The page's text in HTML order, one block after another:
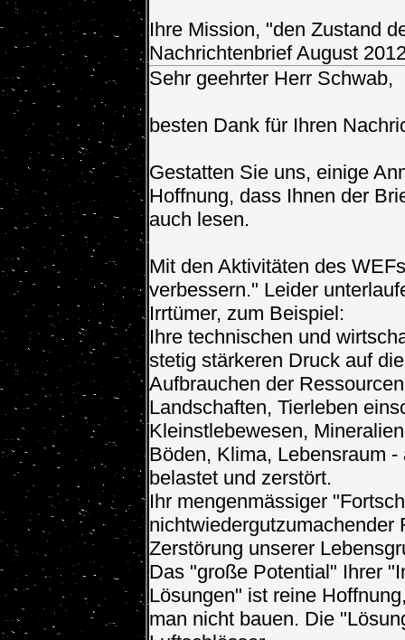
Ihre Mission, "den Zustand
Nachrichtenbrief August
Sehr geehrter Herr Schwab,
besten Dank für Ihren
Gestatten Sie uns, einige
Hoffnung, dass Ihnen der
auch lesen.
Mit den Aktivitäten des
verbessern." Leider
Irrtümer, zum Beispiel:
Ihre technischen und
stetig stärkeren Druck auf
Aufbrauchen der
Landschaften, Tierleben
Kleinstlebewesen,
Böden, Klima, Lebensraum
belastet und zerstört.
Ihr mengenmässiger
nichtwiedergutzumachender
Zerstörung unserer
Das "große Potential" Ihrer
Lösungen" ist reine
man nicht bauen. Die